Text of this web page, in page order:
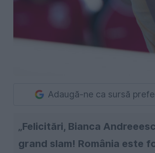
Adaugă-ne ca sursă
„Felicitări, Bianca
grand slam! România este